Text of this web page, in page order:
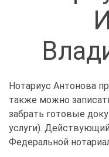
Нотариус Антонова
также можно
забрать готовые
услуги).
Федеральной